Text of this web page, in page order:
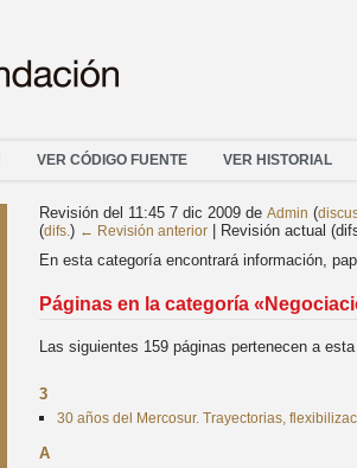
VER CÓDIGO FUENTE VER HISTORIAL
Revisión del 11:45 7 dic 2009 de Admin (
(difs.) ← Revisión anterior | Revisión actual
En esta categoría encontrará información,
Páginas en la categoría
Las siguientes 159 páginas pertenecen a
3
30 años del Mercosur. Trayectorias,
A